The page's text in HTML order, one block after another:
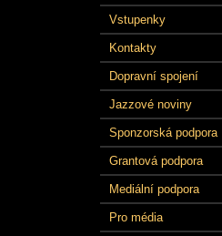
Vstupenky
Kontakty
Dopravní spojení
Jazzové noviny
Sponzorská podpora
Grantová podpora
Mediální podpora
Pro média